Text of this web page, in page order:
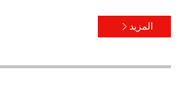
المزيد 